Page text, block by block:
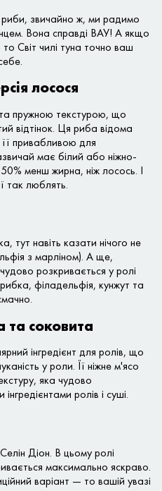
риби, звичайно ж, ми радимо
Вона справді ВАУ! А якщо
Світ чилі туна точно ваш
лосося
пружною текстурою, що
відтінок. Ця риба відома
привабливою для
має білий або ніжно-
менш жирна, ніж лосось. І
так люблять.
тут навіть казати нічого не
з марліном). А ще,
розкривається у ролі
філадельфія, кунжут та
та соковита
інгредієнт для ролів, що
у роли. Її ніжне м'ясо
яка чудово
ролів і суші.
Діон. В цьому ролі
максимально яскраво.
варіант — то вашій увазі